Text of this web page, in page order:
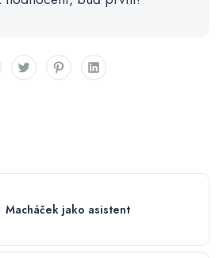
Macháček jako asistent